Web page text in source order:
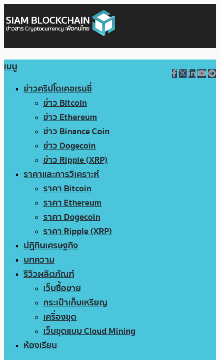
เมนู
ข่าวคริปโตเคอเรนซี่
ข่าว Bitcoin
ข่าว Ethereum
ข่าว Binance Coin
ข่าว Dogecoin
ข่าว Ripple (XRP)
ราคาและการวิเคราะห์
ราคา Bitcoin
ราคา Ethereum
ราคา Dogecoin
ราคา Ripple (XRP)
ปฏิทินเศรษฐกิจ
บทความ
รีวิวผลิตภัณฑ์
เว็บซื้อขาย
กระเป๋าเก็บเหรียญ
เครื่องขุด
เว็บขุดแบบ Cloud Mining
ห้องเรียน